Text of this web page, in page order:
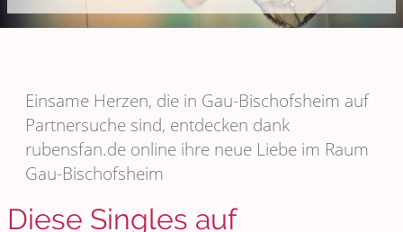
Einsame Herzen, die in Gau-Bischofsheim auf
Partnersuche sind, entdecken dank
rubensfan.de online ihre neue Liebe im Raum
Gau-Bischofsheim
Diese Singles auf